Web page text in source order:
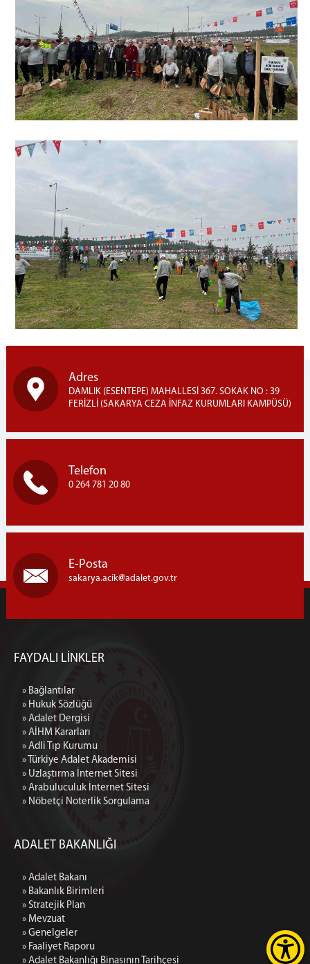
Adres
DAMLIK (ESENTEPE) MAHALLESİ 367. SOKAK NO : 39
FERİZLİ (SAKARYA CEZA İNFAZ KURUMLARI KAMPÜSÜ)
Telefon
0 264 781 20 80
E-Posta
sakarya.acik adalet.gov.tr
FAYDALI LİNKLER
» Bağlantılar
» Hukuk Sözlüğü
» Adalet Dergisi
» AİHM Kararları
» Adli Tıp Kurumu
» Türkiye Adalet Akademisi
» Uzlaştırma İnternet Sitesi
» Arabuluculuk İnternet Sitesi
» Nöbetçi Noterlik Sorgulama
ADALET BAKANLIĞI
» Adalet Bakanı
» Bakanlık Birimleri
» Stratejik Plan
» Mevzuat
» Genelgeler
» Faaliyet Raporu
» Adalet Bakanlığı Binasının Tarihçesi